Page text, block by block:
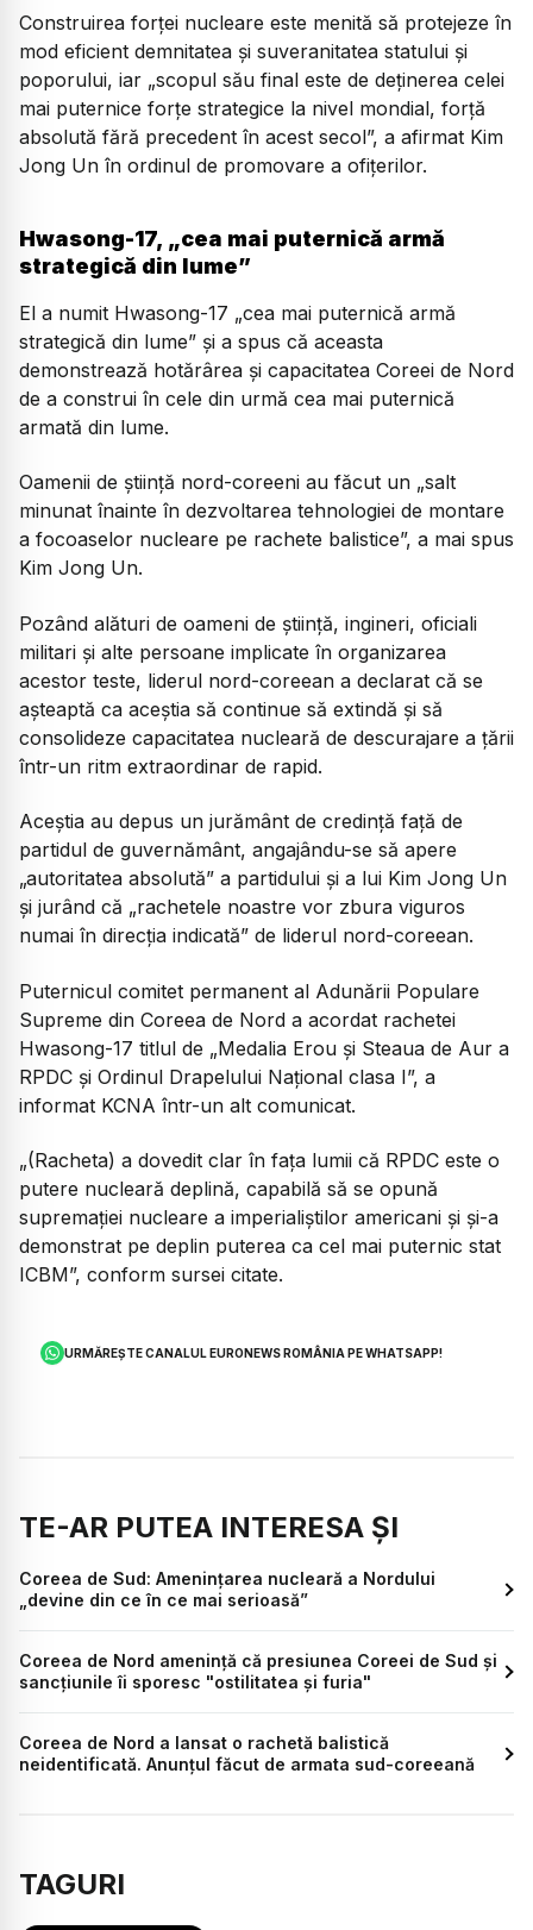
Construirea forţei nucleare este menită să protejeze în
mod eficient demnitatea şi suveranitatea statului şi
poporului, iar „scopul său final este de deţinerea celei
mai puternice forţe strategice la nivel mondial, forţă
absolută fără precedent în acest secol”, a afirmat Kim
Jong Un în ordinul de promovare a ofiţerilor.
Hwasong-17, „cea mai puternică armă
strategică din lume”
El a numit Hwasong-17 „cea mai puternică armă
strategică din lume” şi a spus că aceasta
demonstrează hotărârea şi capacitatea Coreei de Nord
de a construi în cele din urmă cea mai puternică
armată din lume.
Oamenii de ştiinţă nord-coreeni au făcut un „salt
minunat înainte în dezvoltarea tehnologiei de montare
a focoaselor nucleare pe rachete balistice”, a mai spus
Kim Jong Un.
Pozând alături de oameni de ştiinţă, ingineri, oficiali
militari şi alte persoane implicate în organizarea
acestor teste, liderul nord-coreean a declarat că se
aşteaptă ca aceştia să continue să extindă şi să
consolideze capacitatea nucleară de descurajare a ţării
într-un ritm extraordinar de rapid.
Aceştia au depus un jurământ de credinţă faţă de
partidul de guvernământ, angajându-se să apere
„autoritatea absolută” a partidului şi a lui Kim Jong Un
şi jurând că „rachetele noastre vor zbura viguros
numai în direcţia indicată” de liderul nord-coreean.
Puternicul comitet permanent al Adunării Populare
Supreme din Coreea de Nord a acordat rachetei
Hwasong-17 titlul de „Medalia Erou şi Steaua de Aur a
RPDC şi Ordinul Drapelului Naţional clasa I”, a
informat KCNA într-un alt comunicat.
„(Racheta) a dovedit clar în faţa lumii că RPDC este o
putere nucleară deplină, capabilă să se opună
supremaţiei nucleare a imperialiştilor americani şi şi-a
demonstrat pe deplin puterea ca cel mai puternic stat
ICBM”, conform sursei citate.
URMĂREȘTE CANALUL EURONEWS ROMÂNIA PE WHATSAPP!
TE-AR PUTEA INTERESA ȘI
Coreea de Sud: Amenințarea nucleară a Nordului
„devine din ce în ce mai serioasă”
Coreea de Nord amenință că presiunea Coreei de Sud și
sancțiunile îi sporesc "ostilitatea şi furia"
Coreea de Nord a lansat o rachetă balistică
neidentificată. Anunțul făcut de armata sud-coreeană
TAGURI